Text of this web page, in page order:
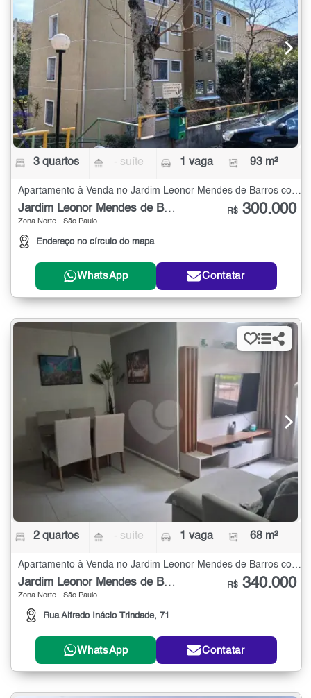
3 quartos - suíte 1 vaga 93 m²
Jardim Leonor Mendes de Barros
Zona Norte - São Paulo
Endereço no círculo do mapa
R$ 300.000
WhatsApp Contatar
2 quartos - suíte 1 vaga 68 m²
Apartamento à Venda no Jardim Leonor Mendes de Barros com 2 quartos - 68 m²
Jardim Leonor Mendes de Barros
Zona Norte - São Paulo
Rua Alfredo Inácio Trindade, 71
R$ 340.000
WhatsApp Contatar